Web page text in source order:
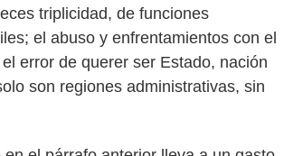
triplicidad, de funciones
el abuso y enfrentamientos con el
error de querer ser Estado, nación
son regiones administrativas, sin